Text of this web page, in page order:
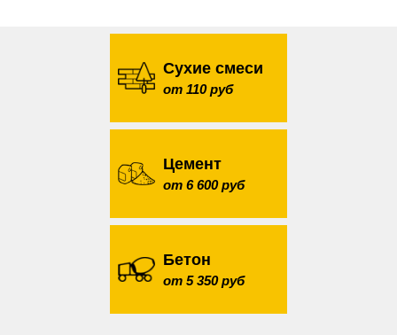
Сухие смеси
от 110 руб
Цемент
от 6 600 руб
Бетон
от 5 350 руб